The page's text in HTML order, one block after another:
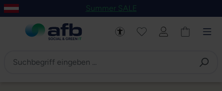
Hauptinhalt springen
Zur Navigation der B2B-Plattform springen
Summer SALE